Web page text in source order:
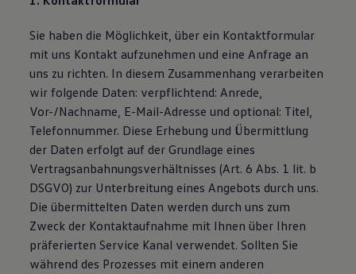
Lifestyle
Transport
Familie
Elektromobilität
Volkswagen R
Pannen- und Unfallhilfe
Volkswagen Kundenbetreuung
Sie haben die Möglichkeit, über ein Kontaktformular
mit uns Kontakt aufzunehmen und eine Anfrage an
uns zu richten. In diesem Zusammenhang verarbeiten
wir folgende Daten: verpflichtend: Anrede,
Vor-/Nachname, E-Mail-Adresse und optional: Titel,
Telefonnummer. Diese Erhebung und Übermittlung
der Daten erfolgt auf der Grundlage eines
Vertragsanbahnungsverhältnisses (Art. 6 Abs. 1 lit. b
DSGVO) zur Unterbreitung eines Angebots durch uns.
Die übermittelten Daten werden durch uns zum
Zweck der Kontaktaufnahme mit Ihnen über Ihren
präferierten Service Kanal verwendet. Sollten Sie
während des Prozesses mit einem anderen